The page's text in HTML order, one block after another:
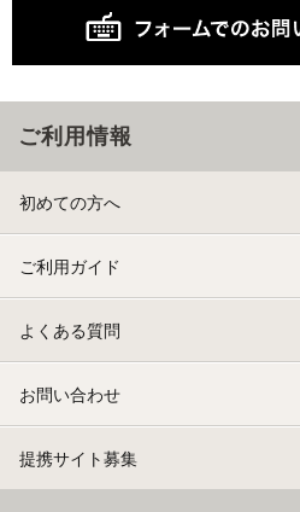
ご利用情報
初めての方へ
ご利用ガイド
よくある質問
お問い合わせ
提携サイト募集